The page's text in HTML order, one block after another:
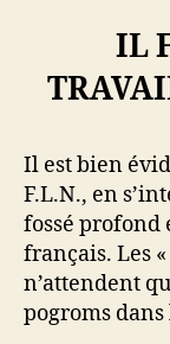
IL
Il est bien
F.L.N., en
fossé profond
français. Les
n’attendent
pogroms